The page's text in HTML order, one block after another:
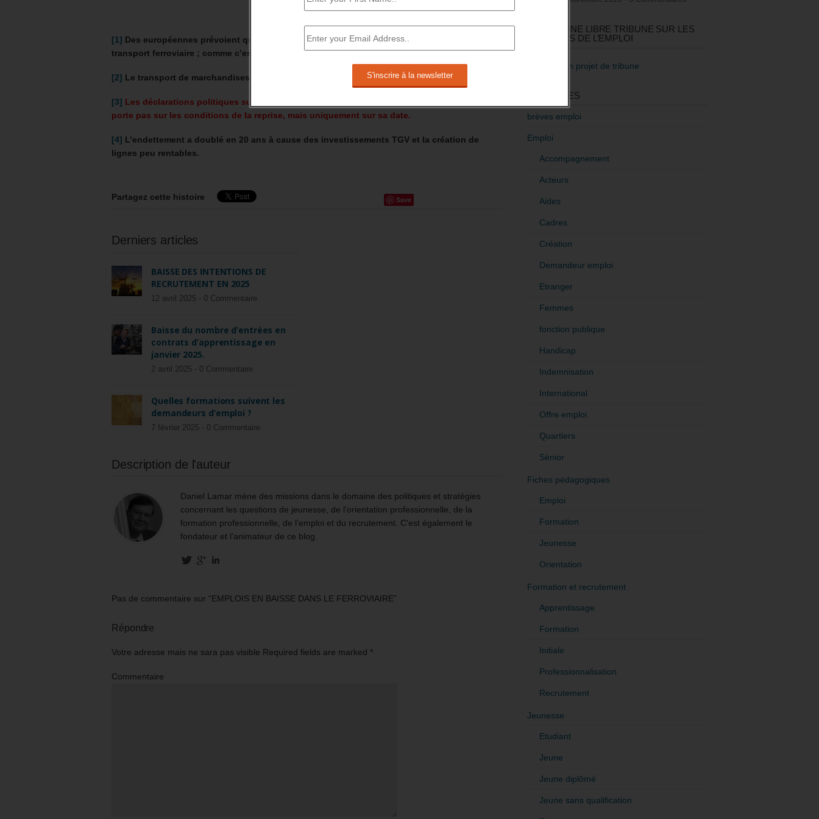
[1] Des européennes prévoient que les pays membres de l’UE libéralisent les services de
transport ferroviaire ; comme c’est déjà le cas dans de nombreux pays.
[2] Le transport de marchandises (fret) est ouvert à la concurrence depuis plus de dix ans.
[3] Les déclarations politiques sur la reprise de la dette par l’État laisse rêveur, la question ne
porte pas sur les conditions de la reprise, mais uniquement sur sa date.
[4] L’endettement a doublé en 20 ans à cause des investissements TGV et la création de
lignes peu rentables.
Partagez cette histoire Save
Derniers articles
BAISSE DES INTENTIONS DE
RECRUTEMENT EN 2025
12 avril 2025 - 0 Commentaire
Baisse du nombre d’entrées en
contrats d’apprentissage en
janvier 2025.
2 avril 2025 - 0 Commentaire
Quelles formations suivent les
demandeurs d’emploi ?
7 février 2025 - 0 Commentaire
Description de l'auteur
Daniel Lamar mène des missions dans le domaine des politiques et stratégies
concernant les questions de jeunesse, de l’orientation professionnelle, de la
formation professionnelle, de l’emploi et du recrutement. C'est également le
fondateur et l'animateur de ce blog.
Pas de commentaire sur “EMPLOIS EN BAISSE DANS LE FERROVIAIRE”
Répondre
Votre adresse mais ne sara pas visible Required fields are marked *
Commentaire
RÉDIGEZ UNE LIBRE TRIBUNE SUR LES
POLITIQUES DE L’EMPLOI
>Décrire mon projet de tribune
CATÉGORIES
brèves emploi
Emploi
Accompagnement
Acteurs
Aides
Cadres
Création
Demandeur emploi
Etranger
Femmes
fonction publique
Handicap
Indemnisation
International
Offre emploi
Quartiers
Sénior
Fiches pédagogiques
Emploi
Formation
Jeunesse
Orientation
Formation et recrutement
Apprentissage
Formation
Initiale
Professionnalisation
Recrutement
Jeunesse
Etudiant
Jeune
Jeune diplômé
Jeune sans qualification